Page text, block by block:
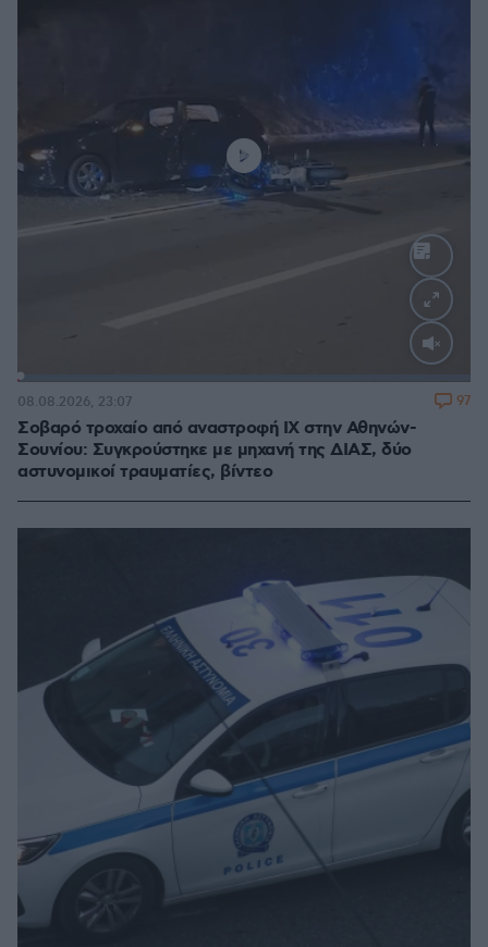
Σοβαρό τροχαίο από αναστροφή ΙΧ στην Αθηνών-
Σουνίου: Συγκρούστηκε με μηχανή της ΔΙΑΣ, δύο
αστυνομικοί τραυματίες, βίντεο
08.08.2026, 23:07 97